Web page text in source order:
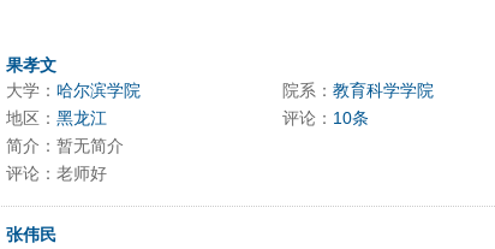
果孝文
大学： 哈尔滨学院 院系： 教育科学学院
地区： 黑龙江 评论： 10条
简介：暂无简介
评论：老师好
张伟民